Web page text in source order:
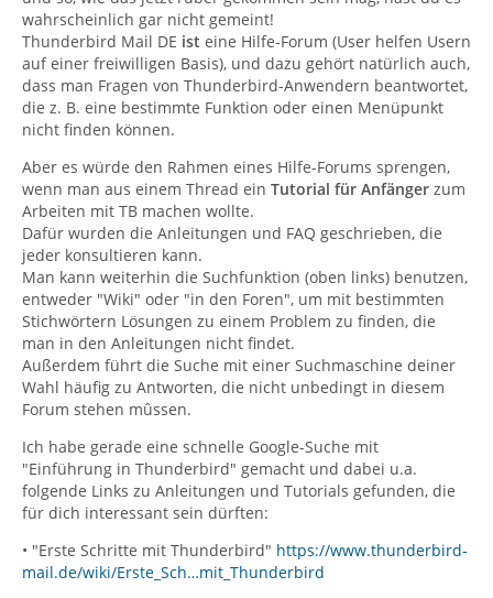
wahrscheinlich gar nicht gemeint!
Thunderbird Mail DE ist eine Hilfe-Forum (User helfen Usern
auf einer freiwilligen Basis), und dazu gehört natürlich auch,
dass man Fragen von Thunderbird-Anwendern beantwortet,
die z. B. eine bestimmte Funktion oder einen Menüpunkt
nicht finden können.
Aber es würde den Rahmen eines Hilfe-Forums sprengen,
wenn man aus einem Thread ein Tutorial für Anfänger zum
Arbeiten mit TB machen wollte.
Dafür wurden die Anleitungen und FAQ geschrieben, die
jeder konsultieren kann.
Man kann weiterhin die Suchfunktion (oben links) benutzen,
entweder "Wiki" oder "in den Foren", um mit bestimmten
Stichwörtern Lösungen zu einem Problem zu finden, die
man in den Anleitungen nicht findet.
Außerdem führt die Suche mit einer Suchmaschine deiner
Wahl häufig zu Antworten, die nicht unbedingt in diesem
Forum stehen mûssen.
Ich habe gerade eine schnelle Google-Suche mit
"Einführung in Thunderbird" gemacht und dabei u.a.
folgende Links zu Anleitungen und Tutorials gefunden, die
für dich interessant sein dürften:
• "Erste Schritte mit Thunderbird" https://www.thunderbird-
mail.de/wiki/Erste_Sch…mit_Thunderbird